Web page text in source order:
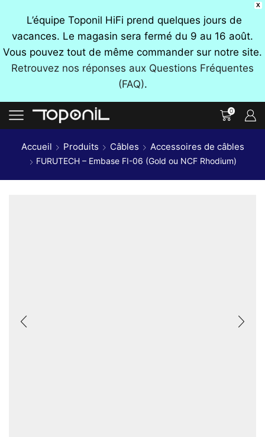
X
L’équipe Toponil HiFi prend quelques jours de
vacances. Le magasin sera fermé du 9 au 16 août.
Vous pouvez tout de même commander sur notre site.
Retrouvez nos réponses aux Questions Fréquentes
(FAQ).
0
Accueil Produits Câbles Accessoires de câbles
FURUTECH – Embase FI-06 (Gold ou NCF Rhodium)